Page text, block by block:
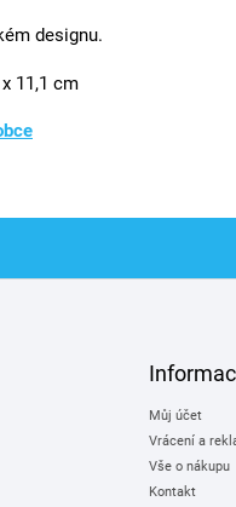
designu.
11,1 cm
Můj účet
Vrácení a
Vše o nákupu
Kontakt